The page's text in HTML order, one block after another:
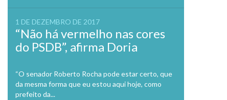
1 DE DEZEMBRO DE 2017
“Não há vermelho nas cores
do PSDB”, afirma Doria
“O senador Roberto Rocha pode estar certo, que
da mesma forma que eu estou aqui hoje, como
prefeito da...